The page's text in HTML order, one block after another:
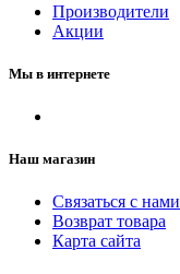
Производители
Акции
Мы в интернете
Наш магазин
Связаться с нами
Возврат товара
Карта сайта